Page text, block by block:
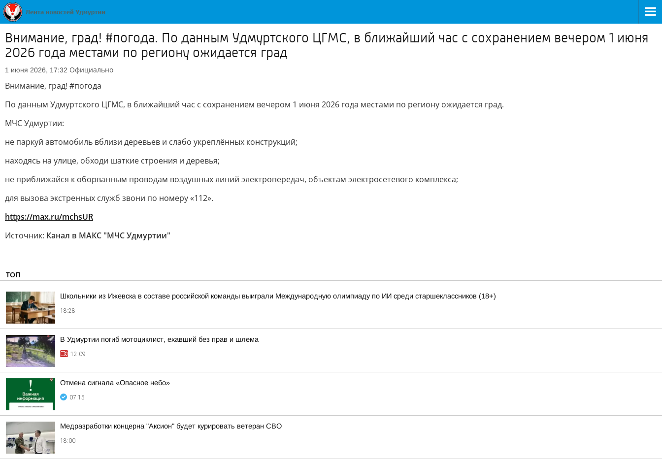
Внимание, град! #погода. По данным Удмуртского ЦГМС, в ближайший час с сохранением вечером 1 июня
2026 года местами по региону ожидается град
1 июня 2026, 17:32 Официально
Внимание, град! #погода
По данным Удмуртского ЦГМС, в ближайший час с сохранением вечером 1 июня 2026 года местами по региону ожидается град.
МЧС Удмуртии:
не паркуй автомобиль вблизи деревьев и слабо укреплённых конструкций;
находясь на улице, обходи шаткие строения и деревья;
не приближайся к оборванным проводам воздушных линий электропередач, объектам электросетевого комплекса;
для вызова экстренных служб звони по номеру «112».
https://max.ru/mchsUR
Источник: Канал в МАКС "МЧС Удмуртии"
ТОП
Школьники из Ижевска в составе российской команды выиграли Международную олимпиаду по ИИ среди старшеклассников (18+)
18:28
В Удмуртии погиб мотоциклист, ехавший без прав и шлема
12:09
Отмена сигнала «Опасное небо»
07:15
Медразработки концерна "Аксион" будет курировать ветеран СВО
18:00